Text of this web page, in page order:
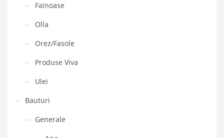
Fainoase
Olla
Orez/Fasole
Produse Viva
Ulei
Bauturi
Generale